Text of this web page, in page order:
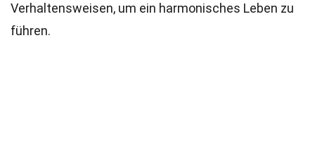
Verhaltensweisen, um ein harmonisches Leben zu
führen.